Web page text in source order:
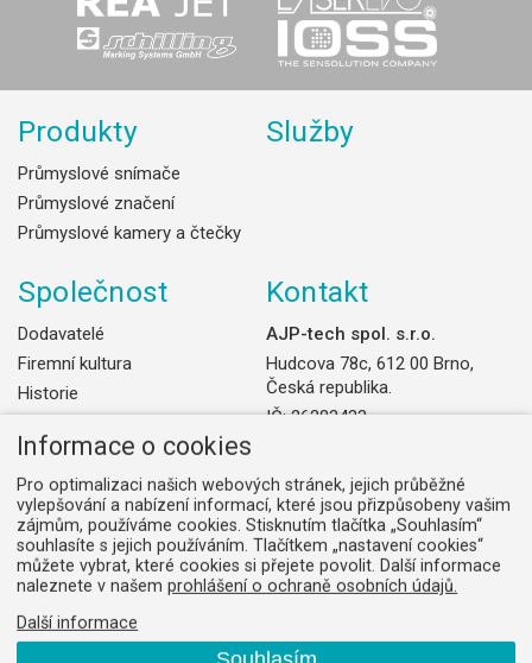
Produkty
Průmyslové snímače
Průmyslové značení
Průmyslové kamery a čtečky
Služby
Společnost
Dodavatelé
Firemní kultura
Historie
Zásady zpracování osobních
údajů (GDPR)
Všeobecné obchodní podmínky
Kontakt
AJP-tech spol. s.r.o.
Hudcova 78c, 612 00 Brno,
Česká republika.
IČ: 26283433
+420 544 525 210
Odebírat novinky
Dodavatelé Mapa webu Obchodní sekce
Informace o cookies
Pro optimalizaci našich webových stránek, jejich průběžné
vylepšování a nabízení informací, které jsou přizpůsobeny vašim
zájmům, používáme cookies. Stisknutím tlačítka „Souhlasím“
souhlasíte s jejich používáním. Tlačítkem „nastavení cookies“
můžete vybrat, které cookies si přejete povolit. Další informace
naleznete v našemprohlášení o ochraně osobních údajů.
Další informace